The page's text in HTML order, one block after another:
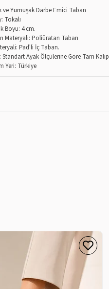
ve Yumuşak Darbe Emici Taban
Tokalı
Boyu: 4 cm.
Materyali: Poliüratan Taban
Pad'li İç Taban.
Standart Ayak Ölçülerine Göre Tam Kalıp
Yeri: Türkiye